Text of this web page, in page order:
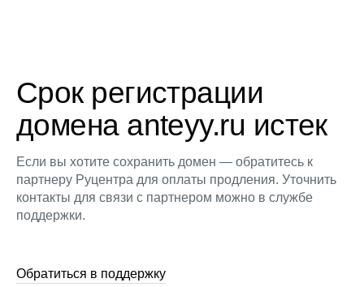
Срок регистрации
домена anteyy.ru истек
Если вы хотите сохранить домен — обратитесь к
партнеру Руцентра для оплаты продления. Уточнить
контакты для связи с партнером можно в службе
поддержки.
Обратиться в поддержку